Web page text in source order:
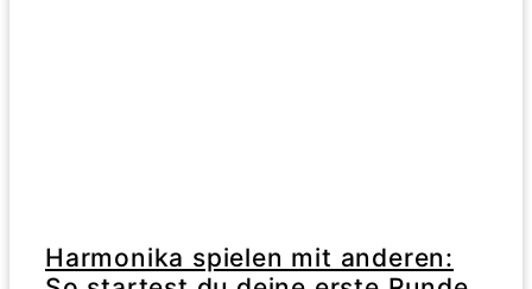
Harmonika spielen mit anderen: